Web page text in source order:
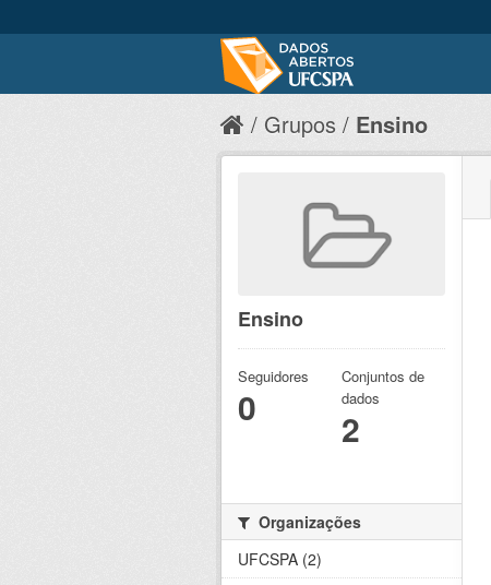
Grupos Ensino
Ensino
Seguidores
0
Conjuntos de
dados
2
Organizações
UFCSPA (2)